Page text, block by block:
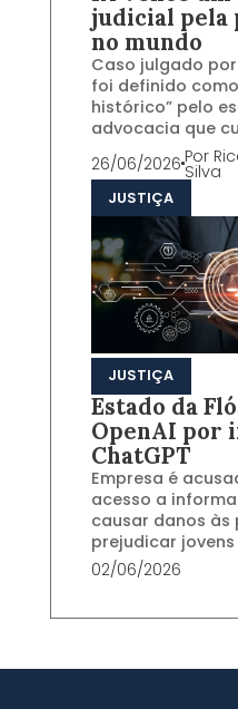
judicial pela
no mundo
Caso julgado
foi definido
histórico” pelo
advocacia que
26/06/2026 Por
Silva
JUSTIÇA
JUSTIÇA
Estado da
OpenAI por
ChatGPT
Empresa é
acesso a
causar danos às
prejudicar
02/06/2026